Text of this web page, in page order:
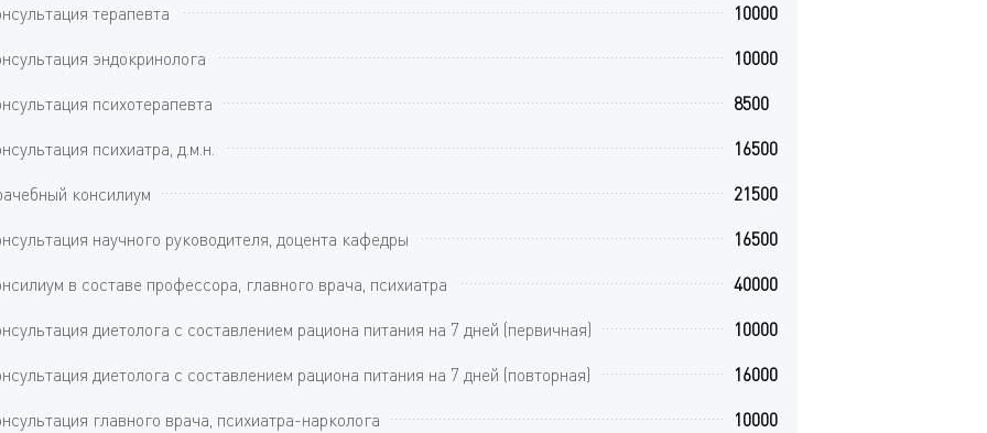
терапевта
10000
эндокринолога
10000
психотерапевта
8500
психиатра, д.м.н.
16500
консилиум
21500
научного руководителя, доцента кафедры
16500
в составе профессора, главного врача, психиатра
40000
диетолога с составлением рациона питания на 7 дней (первичная)
10000
диетолога с составлением рациона питания на 7 дней (повторная)
16000
главного врача, психиатра-нарколога
10000